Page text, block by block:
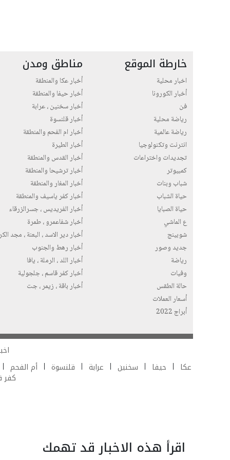
خارطة الموقع
اخبار محلية
أخبار الكورونا
فن
رياضة محلية
رياضة عالمية
انترنت وتكنولوجيا
تجديدات واختراعات
كمبيوتر
شباب وبنات
حياة الشباب
حياة الصبايا
ع الماشي
شوبينج
جديد وصور
رياضة
وفيات
حالة الطقس
أسعار العملات
أبراج 2022
مناطق ومدن
أخبار عكا والمنطقة
أخبار حيفا والمنطقة
أخبار سخنين ، عرابة
أخبار قلنسوة
أخبار ام الفحم والمنطقة
أخبار الطيرة
أخبار القدس والمنطقة
أخبار ترشيحا والمنطقة
أخبار المغار والمنطقة
أخبار كفر ياسيف والمنطقة
أخبار الفريديس ، جسرالزرقاء
أخبار شفاعمرو ، طمرة
أخبار دير الاسد ، البعنة ، مجد
أخبار رهط والجنوب
أخبار اللد ، الرملة ، يافا
أخبار كفر قاسم ، جلجولية
أخبار باقة ، زيمر ، جت
عكا
حيفا سخنين عرابة قلنسوة أم الفحم
كفر
اقرأ هذه الاخبار قد تهمك